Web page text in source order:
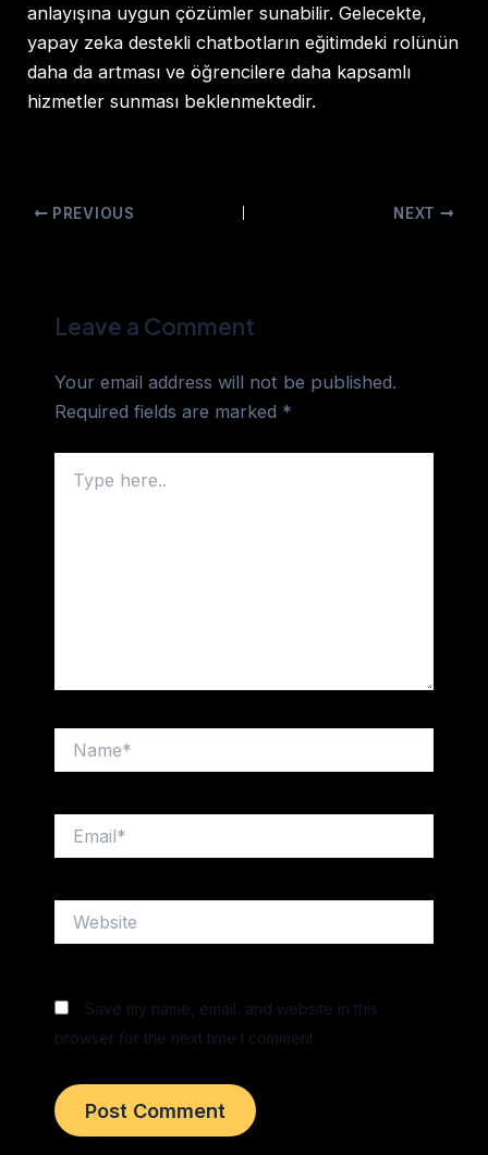
anlayışına uygun çözümler sunabilir. Gelecekte,
yapay zeka destekli chatbotların eğitimdeki rolünün
daha da artması ve öğrencilere daha kapsamlı
hizmetler sunması beklenmektedir.
PREVIOUS NEXT
Leave a Comment
Your email address will not be published.
Required fields are marked *
here..
Save my name, email, and website in this
browser for the next time I comment.